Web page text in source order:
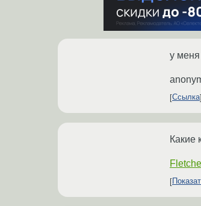
у
Ссылка
Какие